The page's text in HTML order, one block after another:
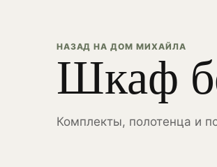
НАЗАД НА ДОМ МИХАЙЛА
Шкаф
Комплекты, полотенца и